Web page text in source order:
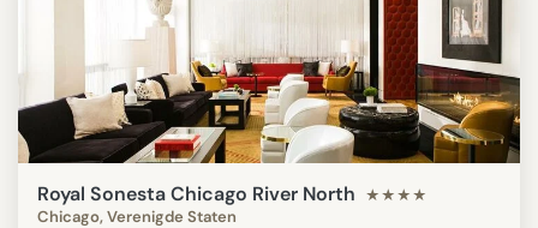
Royal Sonesta Chicago River North ★★★★
Chicago, Verenigde Staten